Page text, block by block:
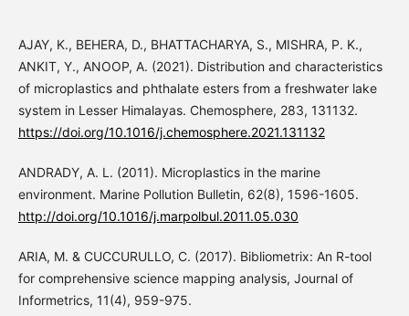
AJAY, K., BEHERA, D., BHATTACHARYA, S., MISHRA, P. K.,
ANKIT, Y., ANOOP, A. (2021). Distribution and characteristics
of microplastics and phthalate esters from a freshwater lake
system in Lesser Himalayas. Chemosphere, 283, 131132.
https://doi.org/10.1016/j.chemosphere.2021.131132
ANDRADY, A. L. (2011). Microplastics in the marine
environment. Marine Pollution Bulletin, 62(8), 1596-1605.
http://doi.org/10.1016/j.marpolbul.2011.05.030
ARIA, M. & CUCCURULLO, C. (2017). Bibliometrix: An R-tool
for comprehensive science mapping analysis, Journal of
Informetrics, 11(4), 959-975.